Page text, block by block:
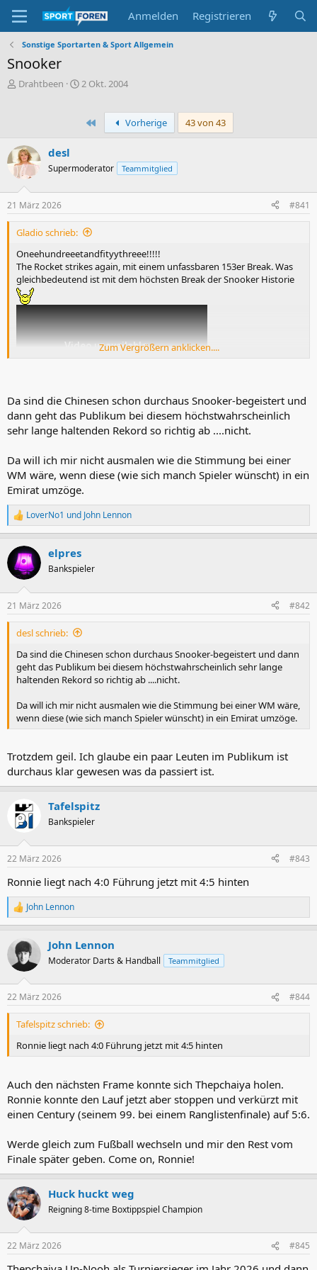
Anmelden Registrieren
Sonstige Sportarten & Sport Allgemein
Snooker
E
l
l
e
Drahtbeen
E
t
2 Okt. 2004
Erste Vorherige 43 von 43
desl
Supermoderator Teammitglied
21 März 2026 #841
Gladio schrieb:
Oneehundreeetandfityythreee!!!!!
The Rocket strikes again, mit einem unfassbaren 153er Break. Was
gleichbedeutend ist mit dem höchsten Break der Snooker Historie
Zum Vergrößern anklicken....
Da sind die Chinesen schon durchaus Snooker-begeistert und
dann geht das Publikum bei diesem höchstwahrscheinlich
sehr lange haltenden Rekord so richtig ab ....nicht.
Da will ich mir nicht ausmalen wie die Stimmung bei einer
WM wäre, wenn diese (wie sich manch Spieler wünscht) in ein
Emirat umzöge.
R
e
k
t
i
e
n
LoverNo1 und John Lennon
elpres
Bankspieler
21 März 2026 #842
desl schrieb:
Da sind die Chinesen schon durchaus Snooker-begeistert und dann
geht das Publikum bei diesem höchstwahrscheinlich sehr lange
haltenden Rekord so richtig ab ....nicht.
Da will ich mir nicht ausmalen wie die Stimmung bei einer WM wäre,
wenn diese (wie sich manch Spieler wünscht) in ein Emirat umzöge.
Trotzdem geil. Ich glaube ein paar Leuten im Publikum ist
durchaus klar gewesen was da passiert ist.
Tafelspitz
Bankspieler
22 März 2026 #843
Ronnie liegt nach 4:0 Führung jetzt mit 4:5 hinten
R
e
k
i
e
n
John Lennon
John Lennon
Moderator Darts & Handball Teammitglied
22 März 2026 #844
Tafelspitz schrieb:
Ronnie liegt nach 4:0 Führung jetzt mit 4:5 hinten
Auch den nächsten Frame konnte sich Thepchaiya holen.
Ronnie konnte den Lauf jetzt aber stoppen und verkürzt mit
einen Century (seinem 99. bei einem Ranglistenfinale) auf 5:6.
Werde gleich zum Fußball wechseln und mir den Rest vom
Finale später geben. Come on, Ronnie!
Huck huckt weg
Reigning 8-time Boxtippspiel Champion
22 März 2026 #845